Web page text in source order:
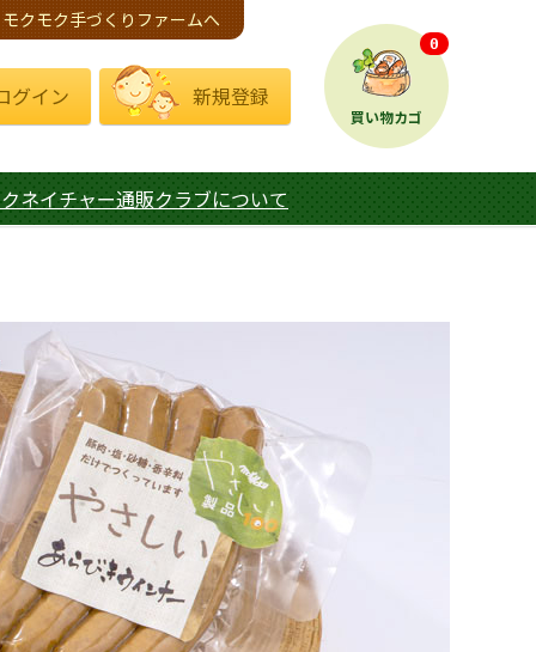
モクモク手づくりファームへ
グイン 新規登録
買い物カゴ
0
ネイチャー通販クラブについて